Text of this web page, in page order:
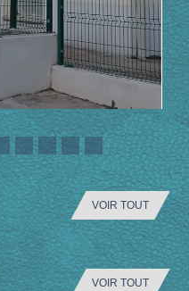
VOIR TOUT
VOIR TOUT